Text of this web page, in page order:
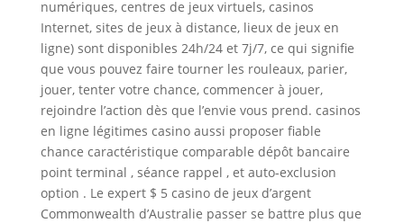
numériques, centres de jeux virtuels, casinos
Internet, sites de jeux à distance, lieux de jeux en
ligne) sont disponibles 24h/24 et 7j/7, ce qui signifie
que vous pouvez faire tourner les rouleaux, parier,
jouer, tenter votre chance, commencer à jouer,
rejoindre l’action dès que l’envie vous prend. casinos
en ligne légitimes casino aussi proposer fiable
chance caractéristique comparable dépôt bancaire
point terminal , séance rappel , et auto-exclusion
option . Le expert $ 5 casino de jeux d’argent
Commonwealth d’Australie passer se battre plus que